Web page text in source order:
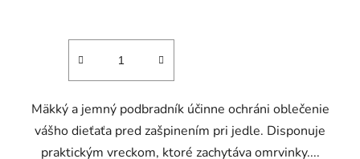
Mäkký a jemný podbradník účinne ochráni oblečenie
vášho dieťaťa pred zašpinením pri jedle. Disponuje
praktickým vreckom, ktoré zachytáva omrvinky....